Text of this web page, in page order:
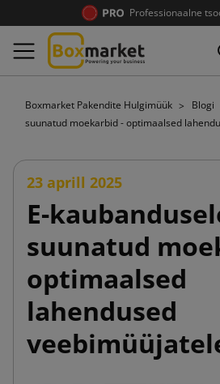
Professionaalne
Boxmarket Pakendite Hulgimüük Blogi
suunatud moekarbid - optimaalsed
23 aprill 2025
E-
suunatud
optimaalsed
lahendused